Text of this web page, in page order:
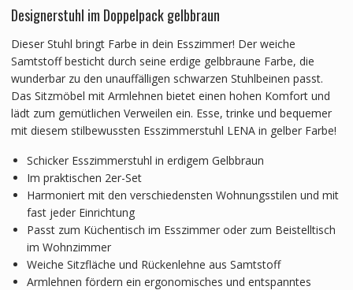
Designerstuhl im Doppelpack gelbbraun
Dieser Stuhl bringt Farbe in dein Esszimmer! Der weiche
Samtstoff besticht durch seine erdige gelbbraune Farbe, die
wunderbar zu den unauffälligen schwarzen Stuhlbeinen passt.
Das Sitzmöbel mit Armlehnen bietet einen hohen Komfort und
lädt zum gemütlichen Verweilen ein. Esse, trinke und bequemer
mit diesem stilbewussten Esszimmerstuhl LENA in gelber Farbe!
Schicker Esszimmerstuhl in erdigem Gelbbraun
Im praktischen 2er-Set
Harmoniert mit den verschiedensten Wohnungsstilen und mit
fast jeder Einrichtung
Passt zum Küchentisch im Esszimmer oder zum Beistelltisch
im Wohnzimmer
Weiche Sitzfläche und Rückenlehne aus Samtstoff
Armlehnen fördern ein ergonomisches und entspanntes